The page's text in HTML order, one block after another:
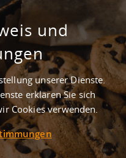
3 | 10.500 m²
, Deutschland
VERGLEICHEN EXPORT PDF
und
unserer Dienste.
erklären Sie sich
Cookies verwenden.